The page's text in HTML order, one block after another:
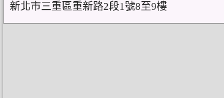
新北市三重區重新路2段1號8至9樓